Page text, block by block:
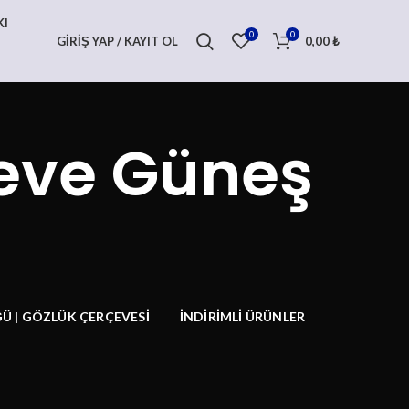
GIRIŞ YAP / KAYIT OL
0 0 0,00₺
Güneş
| GÖZLÜK ÇERÇEVESI İNDIRIMLI ÜRÜNLER